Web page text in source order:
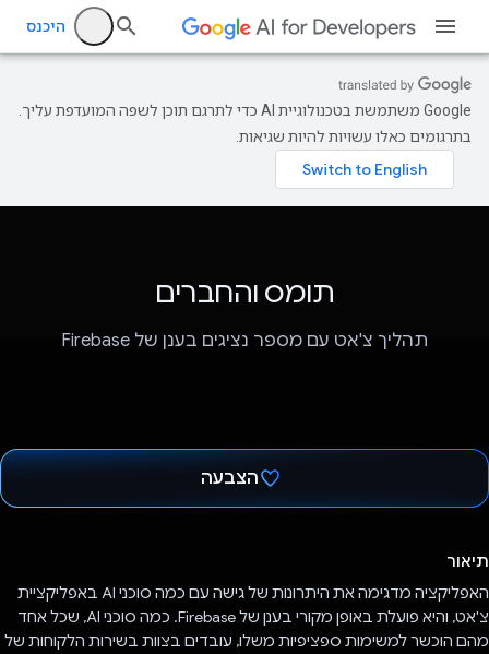
היכנס
‫Google משתמשת בטכנולוגיית AI כדי לתרגם תוכן לשפה המועדפת עליך.
בתרגומים כאלו עשויות להיות שגיאות.
תומס והחברים
תהליך צ'אט עם מספר נציגים בענן של Firebase
הצבעה
תיאור
האפליקציה מדגימה את היתרונות של גישה עם כמה סוכני AI באפליקציית
צ'אט, והיא פועלת באופן מקורי בענן של Firebase. כמה סוכני AI, שכל אחד
מהם הוכשר למשימות ספציפיות משלו, עובדים בצוות בשירות הלקוחות של